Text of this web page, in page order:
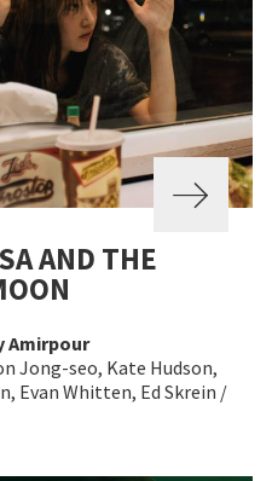
AND THE
Amirpour
Jong-seo, Kate Hudson,
Evan Whitten, Ed Skrein /